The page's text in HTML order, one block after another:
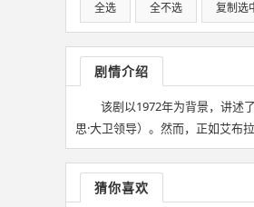
全选 全不选 复制选
剧情介绍
该剧以1972年为背景，讲述
思·大卫领导）。然而，正如艾布
猜你喜欢